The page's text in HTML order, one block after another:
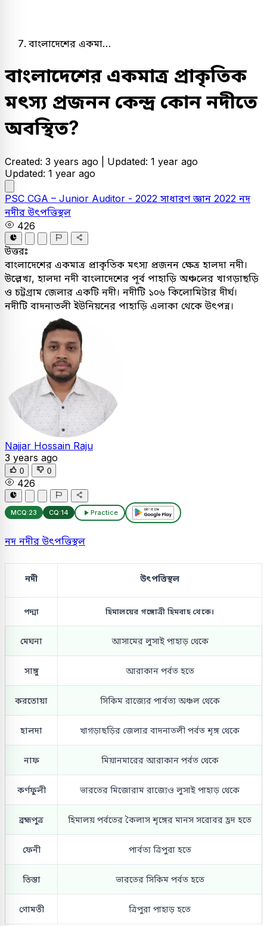
বাংলাদেশের একমা…
বাংলাদেশের একমাত্র প্রাকৃতিক
মৎস্য প্রজনন কেন্দ্র কোন নদীতে
অবস্থিত?
Created: 3 years ago | Updated: 1 year ago
Updated: 1 year ago
PSC CGA – Junior Auditor - 2022 সাধারণ জ্ঞান 2022 নদ
নদীর উৎপত্তিস্থল
426
উত্তরঃ
বাংলাদেশের একমাত্র প্রাকৃতিক মৎস্য প্রজনন ক্ষেত্র হালদা নদী।
উল্লেখ্য, হালদা নদী বাংলাদেশের পূর্ব পাহাড়ি অঞ্চলের খাগড়াছড়ি
ও চট্টগ্রাম জেলার একটি নদী। নদীটি ১০৬ কিলোমিটার দীর্ঘ।
নদীটি বাদনাতলী ইউনিয়নের পাহাড়ি এলাকা থেকে উৎপন্ন।
Najjar Hossain Raju
3 years ago
0 0
426
MCQ:23 CQ:14 Practice
নদ নদীর উৎপত্তিস্থল
নদী উৎপত্তিস্থল
পদ্মা হিমালয়ের গঙ্গোত্রী হিমবাহ থেকে।
মেঘনা আসামের লুসাই পাহাড় থেকে
সাঙ্গু আরাকান পর্বত হতে
করতোয়া সিকিম রাজ্যের পার্বত্য অঞ্চল থেকে
হালদা খাগড়াছড়ির জেলার বাদনাতলী পর্বত শৃঙ্গ থেকে
নাফ মিয়ানমারের আরাকান পর্বত থেকে
কর্ণফুলী ভারতের মিজোরাম রাজ্যেও লুসাই পাহাড় থেকে
ব্ৰহ্মপুত্র হিমালয় পর্বতের কৈলাস শৃঙ্গের মানস সরোবর হ্রদ হতে
ফেনী পার্বত্য ত্রিপুরা হতে
তিস্তা ভারতের সিকিম পর্বত হতে
গোমতী ত্রিপুরা পাহাড় হতে